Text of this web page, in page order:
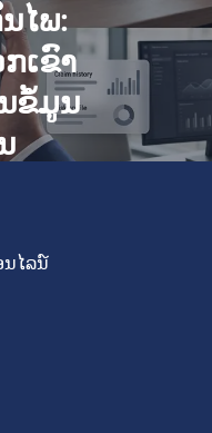
ພດ,
ລະ
ໃຊ້
ໄລນ໌